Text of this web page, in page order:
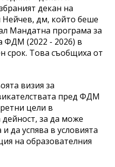
декан на
Нейчев, дм, който беше
Мандатна програма за
ФДМ (2022 - 2026) в
срок. Това съобщиха от
визия за
пред ФДМ
цели в
дейност, за да може
да успява в условията
на образователния